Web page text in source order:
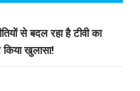
से बदल रहा है टीवी का
खुलासा!